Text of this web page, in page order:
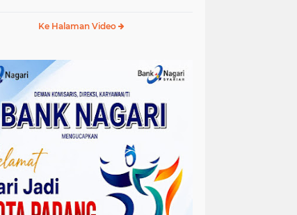
Ke Halaman Video